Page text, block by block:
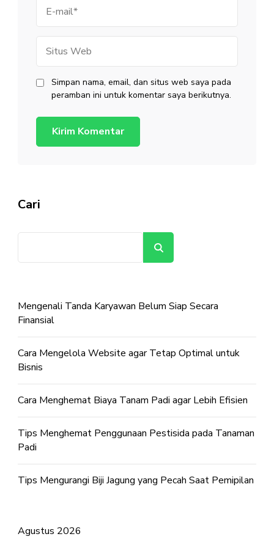
mail
Web
Simpan nama, email, dan situs web saya pada
peramban ini untuk komentar saya berikutnya.
Cari
Mengenali Tanda Karyawan Belum Siap Secara
Finansial
Cara Mengelola Website agar Tetap Optimal untuk
Bisnis
Cara Menghemat Biaya Tanam Padi agar Lebih Efisien
Tips Menghemat Penggunaan Pestisida pada Tanaman
Padi
Tips Mengurangi Biji Jagung yang Pecah Saat Pemipilan
Agustus 2026